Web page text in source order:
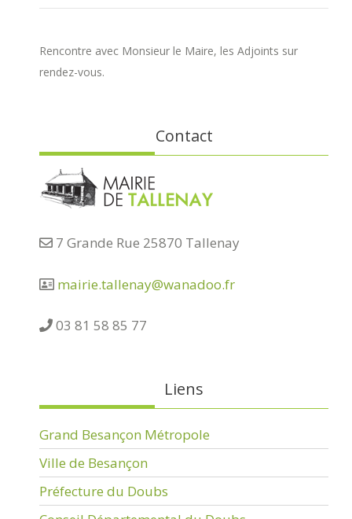
Rencontre avec Monsieur le Maire, les Adjoints sur
rendez-vous.
Contact
7 Grande Rue 25870 Tallenay
mairie.tallenay@wanadoo.fr
03 81 58 85 77
Liens
Grand Besançon Métropole
Ville de Besançon
Préfecture du Doubs